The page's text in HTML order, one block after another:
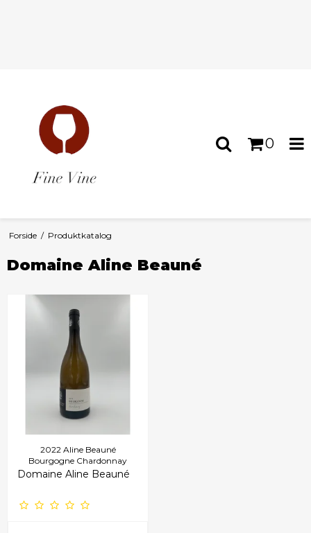
0
Forside / Produktkatalog
Domaine Aline Beauné
2022 Aline Beauné
Bourgogne Chardonnay
Domaine Aline Beauné